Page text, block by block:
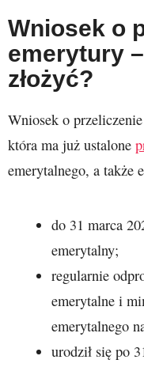
Wniosek o
emerytury
złożyć?
Wniosek o
która ma już ustalone
emerytalnego, a także
do 31 marca
emerytalny;
regularnie
emerytalne i
emerytalnego
urodził się po